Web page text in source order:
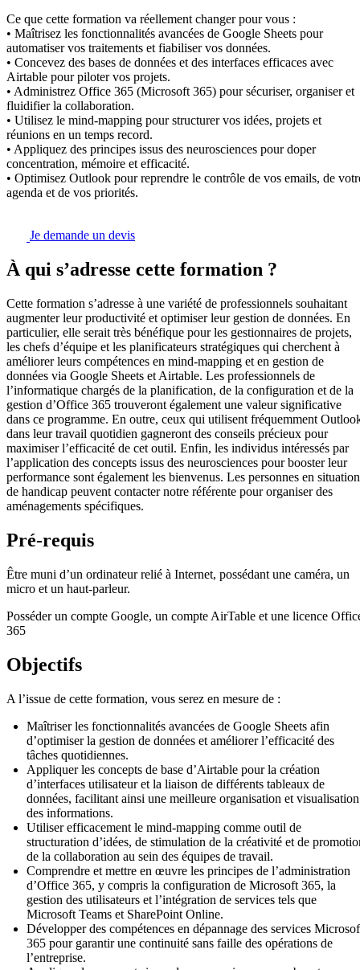
Ce que cette formation va réellement changer pour vous :
• Maîtrisez les fonctionnalités avancées de Google Sheets pour
automatiser vos traitements et fiabiliser vos données.
• Concevez des bases de données et des interfaces efficaces avec
Airtable pour piloter vos projets.
• Administrez Office 365 (Microsoft 365) pour sécuriser, organiser et
fluidifier la collaboration.
• Utilisez le mind-mapping pour structurer vos idées, projets et
réunions en un temps record.
• Appliquez des principes issus des neurosciences pour doper
concentration, mémoire et efficacité.
• Optimisez Outlook pour reprendre le contrôle de vos emails, de
agenda et de vos priorités.
Je demande un devis
À qui s’adresse cette formation ?
Cette formation s’adresse à une variété de professionnels souhaitant
augmenter leur productivité et optimiser leur gestion de données. En
particulier, elle serait très bénéfique pour les gestionnaires de projets,
les chefs d’équipe et les planificateurs stratégiques qui cherchent à
améliorer leurs compétences en mind-mapping et en gestion de
données via Google Sheets et Airtable. Les professionnels de
l’informatique chargés de la planification, de la configuration et de la
gestion d’Office 365 trouveront également une valeur significative
dans ce programme. En outre, ceux qui utilisent fréquemment
dans leur travail quotidien gagneront des conseils précieux pour
maximiser l’efficacité de cet outil. Enfin, les individus intéressés par
l’application des concepts issus des neurosciences pour booster leur
performance sont également les bienvenus. Les personnes en situation
de handicap peuvent contacter notre référente pour organiser des
aménagements spécifiques.
Pré-requis
Être muni d’un ordinateur relié à Internet, possédant une caméra, un
micro et un haut-parleur.
Posséder un compte Google, un compte AirTable et une licence
365
Objectifs
A l’issue de cette formation, vous serez en mesure de :
Maîtriser les fonctionnalités avancées de Google Sheets afin
d’optimiser la gestion de données et améliorer l’efficacité des
tâches quotidiennes.
Appliquer les concepts de base d’Airtable pour la création
d’interfaces utilisateur et la liaison de différents tableaux de
données, facilitant ainsi une meilleure organisation et visualisation
des informations.
Utiliser efficacement le mind-mapping comme outil de
structuration d’idées, de stimulation de la créativité et de
de la collaboration au sein des équipes de travail.
Comprendre et mettre en œuvre les principes de l’administration
d’Office 365, y compris la configuration de Microsoft 365, la
gestion des utilisateurs et l’intégration de services tels que
Microsoft Teams et SharePoint Online.
Développer des compétences en dépannage des services
365 pour garantir une continuité sans faille des opérations de
l’entreprise.